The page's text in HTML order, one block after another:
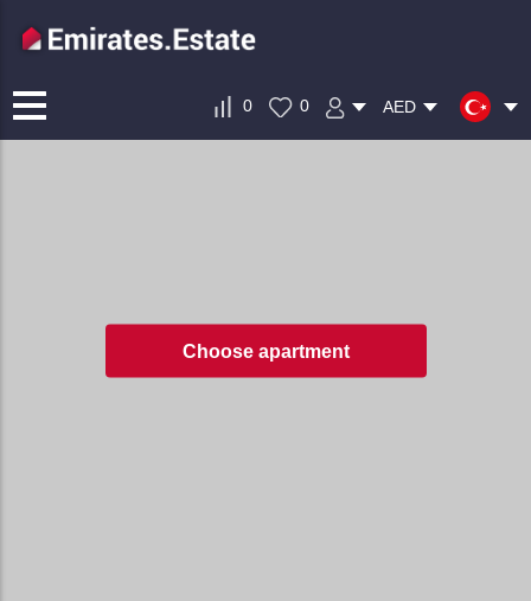
0 0 AED
Choose apartment